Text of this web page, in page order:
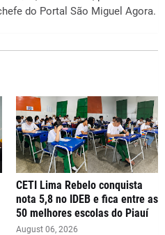
do Portal São Miguel Agora.
CETI Lima Rebelo conquista
nota 5,8 no IDEB e fica entre as
50 melhores escolas do Piauí
August 06, 2026